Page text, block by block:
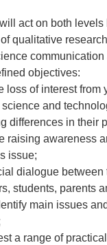
act on both
qualitative
objectives:
loss of interest from
and
differences in their
raising awareness
issue;
dialogue between
students, parents
main issues
a range of